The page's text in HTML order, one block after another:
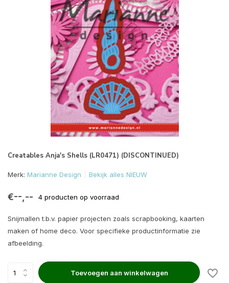
Creatables Anja's Shells (LR0471) (DISCONTINUED)
Merk: Marianne Design Bekijk alles NIEUW
€--,-- 4 producten op voorraad
Snijmallen t.b.v. papier projecten zoals scrapbooking, kaarten
maken of home deco. Voor specifieke productinformatie zie
afbeelding.
Toevoegen aan winkelwagen